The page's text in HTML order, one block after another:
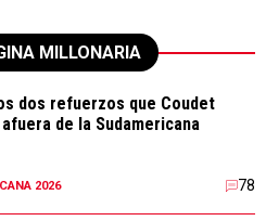
MILLONARIA
dos refuerzos que Coudet
de la Sudamericana
2026 78